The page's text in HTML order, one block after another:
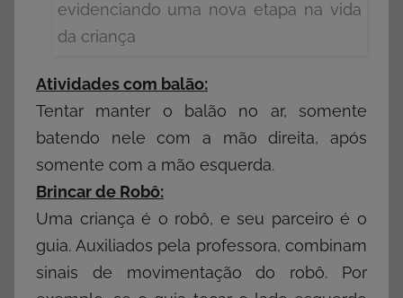
Atividades com balão:
Tentar manter o balão no ar, somente
batendo nele com a mão direita, após
somente com a mão esquerda.
Brincar de Robô:
Uma criança é o robô, e seu parceiro é o
guia. Auxiliados pela professora, combinam
sinais de movimentação do robô. Por